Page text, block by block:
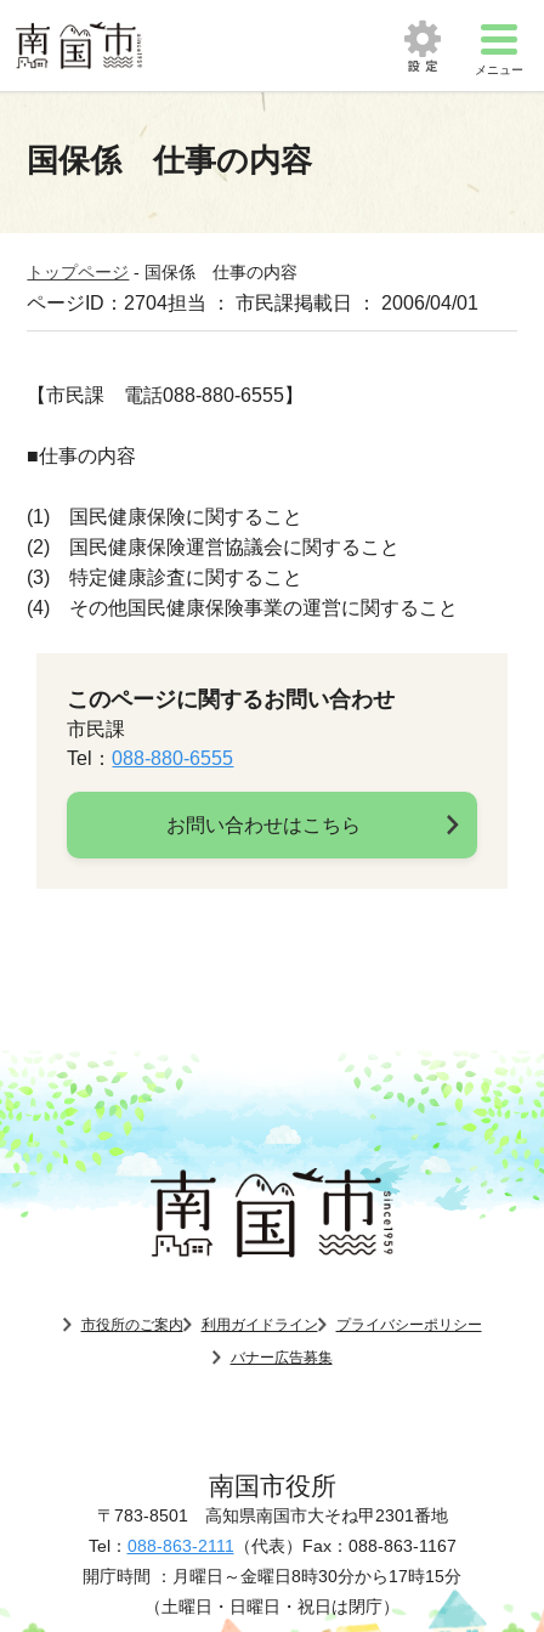
メニュー
国保係 仕事の内容
トップページ - 国保係 仕事の内容
ページID：2704担当 ： 市民課掲載日 ： 2006/04/01
【市民課 電話088-880-6555】
■仕事の内容
(1) 国民健康保険に関すること
(2) 国民健康保険運営協議会に関すること
(3) 特定健康診査に関すること
(4) その他国民健康保険事業の運営に関すること
このページに関するお問い合わせ
市民課
Tel：088-880-6555
お問い合わせはこちら
市役所のご案内 利用ガイドライン
プライバシーポリシー
バナー広告募集
南国市役所
〒783-8501 高知県南国市大そね甲2301番地
Tel： 088-863-2111 （代表） Fax：088-863-1167
開庁時間 ： 月曜日～金曜日8時30分から17時15分
（土曜日・日曜日・祝日は閉庁）